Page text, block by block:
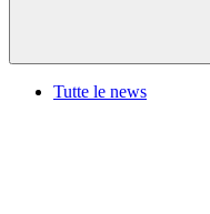
Tutte le news